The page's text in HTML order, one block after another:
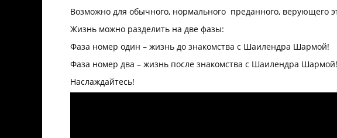
Возможно для обычного, нормального преданного, верующего
Жизнь можно разделить на две фазы:
Фаза номер один – жизнь до знакомства с Шаилендра Шармой!
Фаза номер два – жизнь после знакомства с Шаилендра Шармой!
Наслаждайтесь!